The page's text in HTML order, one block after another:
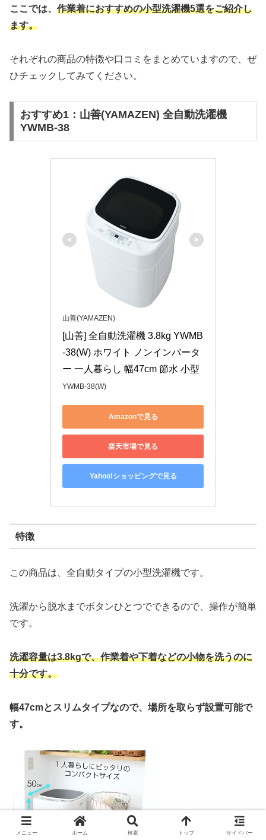
ここでは、 作業着におすすめの小型洗濯機5選をご紹介し
ます。
それぞれの商品の特徴や口コミをまとめていますので、ぜ
ひチェックしてみてください。
おすすめ1：山善(YAMAZEN) 全自動洗濯機
YWMB-38
山善(YAMAZEN)
[山善] 全自動洗濯機 3.8kg YWMB
-38(W) ホワイト ノンインバータ
ー 一人暮らし 幅47cm 節水 小型
YWMB-38(W)
Amazonで見る
楽天市場で見る
Yahoo!ショッピングで見る
特徴
この商品は、全自動タイプの小型洗濯機です。
洗濯から脱水までボタンひとつでできるので、操作が簡単
です。
洗濯容量は3.8kgで、作業着や下着などの小物を洗うのに
十分です。
幅47cmとスリムタイプなので、場所を取らず設置可能で
す。
メニュー ホーム 検索 トップ サイドバー